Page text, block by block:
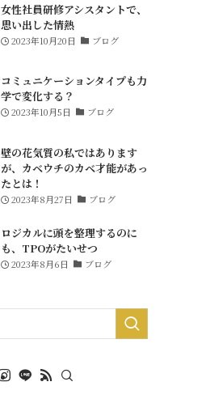
女性社員研修アシスタントで、
思い出した情熱
2023年10月20日 ブログ
コミュニケーションタイプも力
学で変化する？
2023年10月5日 ブログ
壁の花気質の私ではあります
が、カベウチのカベ才能があっ
たとは！
2023年8月27日 ブログ
ロジカルに頭を整理するのに
も、TPOがたいせつ
2023年8月6日 ブログ